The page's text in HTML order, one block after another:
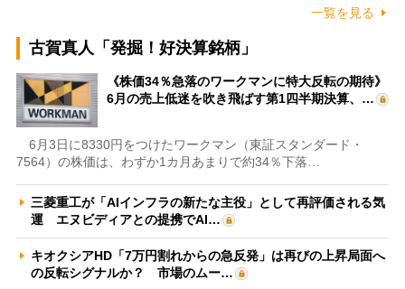
一覧を見る
古賀真人「発掘！好決算銘柄」
《株価34％急落のワークマンに特大反転の期待》
6月の売上低迷を吹き飛ばす第1四半期決算、…
6月3日に8330円をつけたワークマン（東証スタンダード・
7564）の株価は、わずか1カ月あまりで約34％下落…
三菱重工が「AIインフラの新たな主役」として再評価される気
運 エヌビディアとの提携でAI…
キオクシアHD「7万円割れからの急反発」は再びの上昇局面へ
の反転シグナルか？ 市場のムー…